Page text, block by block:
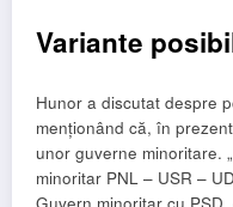
Variante
Hunor a discutat despre
menționând că, în
unor guverne minoritare.
minoritar PNL – USR –